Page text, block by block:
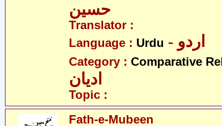
حسین
Translator :
Language : Urdu - اردو
Category : Comparative
ادیان
Topic :
Fath-e-Mubeen